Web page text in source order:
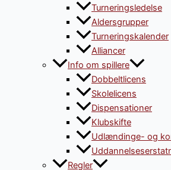
Turneringsledelse
Aldersgrupper
Turneringskalender
Alliancer
Info om spillere
Dobbeltlicens
Skolelicens
Dispensationer
Klubskifte
Udlændinge- og
Regler